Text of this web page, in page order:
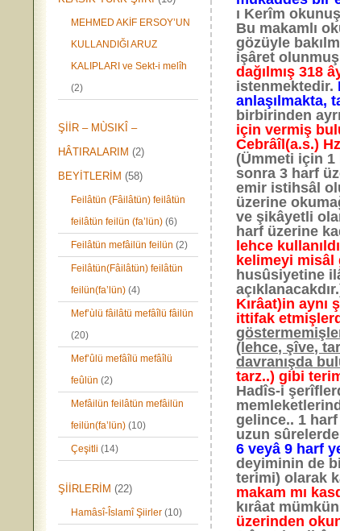
MEHMED AKİF ERSOY’UN
KULLANDIĞI ARUZ
KALIPLARI ve Sekt-i melîh
(2)
ŞİİR – MÙSIKÎ –
HÂTIRALARIM (2)
BEYİTLERİM (58)
Feilâtün (Fâilâtün) feilâtün
feilâtün feilün (fa’lün) (6)
Feilâtün mefâilün feilün (2)
Feilâtün(Fâilâtün) feilâtün
feilün(fa’lün) (4)
Mef’ùlü fâilâtü mefâîlü fâilün
(20)
Mef’ûlü mefâîlü mefâîlü
feûlün (2)
Mefâilün feilâtün mefâilün
feilün(fa’lün) (10)
Çeşitli (14)
ŞİİRLERİM (22)
Hamâsî-Îslamî Şiirler (10)
ı Kerîm
Bu makamlı
gözüyle
işâret
dağılmış 318
istenmektedir.
anlaşılmakta,
birbirinden
için vermiş
Cebrâîl(a.s.)
(Ümmeti için 1
sonra 3 harf
emir istihsâl
üzerine
ve şikâyetli
harf üzerine
lehce
kelimeyi
husûsiyetine
Kırâat)in aynı
ittifak
(lehce, şîve,
davranışda
tarz..) gibi
Hadîs-i
gelince.. 1
uzun
6 veyâ 9 harf
deyiminin de
terimi) olarak
makam mı
kırâat
üzerinden